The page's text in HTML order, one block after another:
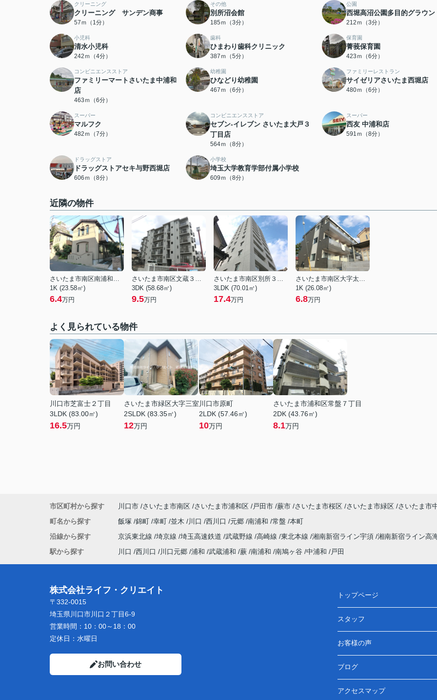
クリーニング
クリーニング サンデン商事
57ｍ（1分）
その他
別所沼会館
185ｍ（3分）
公園
西堀高沼公園多目的グラウン
212ｍ（3分）
小児科
清水小児科
242ｍ（4分）
歯科
ひまわり歯科クリニック
387ｍ（5分）
保育園
菁莪保育園
423ｍ（6分）
コンビニエンスストア
ファミリーマートさいたま中浦和
店
463ｍ（6分）
幼稚園
ひなどり幼稚園
467ｍ（6分）
ファミリーレストラン
サイゼリアさいたま西堀店
480ｍ（6分）
スーパー
マルフク
482ｍ（7分）
コンビニエンスストア
セブン-イレブン さいたま大戸３
丁目店
564ｍ（8分）
スーパー
西友 中浦和店
591ｍ（8分）
ドラッグストア
ドラッグストアセキ与野西堀店
606ｍ（8分）
小学校
埼玉大学教育学部付属小学校
609ｍ（8分）
近隣の物件
1K (23.58㎡)
6.4万円
3DK (58.68㎡)
9.5万円
3LDK (70.01㎡)
17.4万円
1K (26.08㎡)
6.8万円
よく見られている物件
川口市芝富士２丁目
3LDK (83.00㎡)
16.5万円
さいたま市緑区大字三室
2SLDK (83.35㎡)
12万円
川口市原町
2LDK (57.46㎡)
10万円
さいたま市浦和区常盤７丁目
2DK (43.76㎡)
8.1万円
市区町村から探す 川口市 さいたま市南区 さいたま市浦和区 戸田市 蕨市 さいたま市桜区 さいたま市緑区
さいたま市
町名から探す
飯塚 錦町 幸町 並木 川口 西川口 元郷 南浦和 常盤 本町
沿線から探す
京浜東北線 埼京線 埼玉高速鉄道 武蔵野線 高崎線 東北本線 湘南新宿ライン宇須 湘南新宿ライン高
駅から探す
川口 西川口 川口元郷 浦和 武蔵浦和 蕨 南浦和 南鳩ヶ谷 中浦和 戸田
株式会社ライフ・クリエイト
〒332-0015
埼玉県川口市川口２丁目6-9
営業時間： 10：00～18：00
定休日： 水曜日
お問い合わせ
トップページ
スタッフ
お客様の声
ブログ
アクセスマップ